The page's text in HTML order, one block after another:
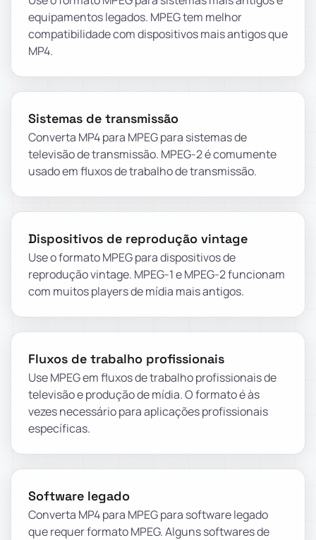
equipamentos legados. MPEG tem melhor
compatibilidade com dispositivos mais antigos que
MP4.
Sistemas de transmissão
Converta MP4 para MPEG para sistemas de
televisão de transmissão. MPEG-2 é comumente
usado em fluxos de trabalho de transmissão.
Dispositivos de reprodução vintage
Use o formato MPEG para dispositivos de
reprodução vintage. MPEG-1 e MPEG-2 funcionam
com muitos players de mídia mais antigos.
Fluxos de trabalho profissionais
Use MPEG em fluxos de trabalho profissionais de
televisão e produção de mídia. O formato é às
vezes necessário para aplicações profissionais
específicas.
Software legado
Converta MP4 para MPEG para software legado
que requer formato MPEG. Alguns softwares de